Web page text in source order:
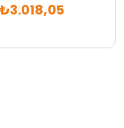
₺3.018,05